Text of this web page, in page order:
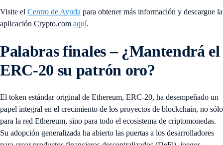
Visite el Centro de Ayuda para obtener más información y descargue la
aplicación Crypto.com aquí.
Palabras finales – ¿Mantendrá el
ERC-20 su patrón oro?
El token estándar original de Ethereum, ERC-20, ha desempeñado un
papel integral en el crecimiento de los proyectos de blockchain, no sólo
para la red Ethereum, sino para todo el ecosistema de criptomonedas.
Su adopción generalizada ha abierto las puertas a los desarrolladores